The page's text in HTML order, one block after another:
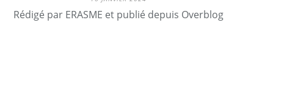
Rédigé par ERASME et publié depuis Overblog